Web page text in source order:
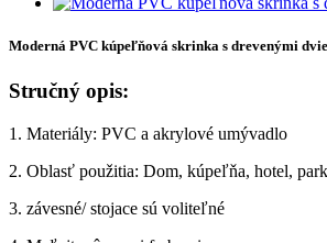
Moderná PVC kúpeľňová skrinka s drevenými
Stručný opis:
1. Materiály: PVC a akrylové umývadlo
2. Oblasť použitia: Dom, kúpeľňa, hotel, park
3. závesné/ stojace sú voliteľné